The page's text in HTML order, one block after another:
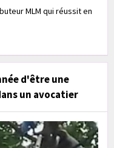
MLM qui réussit en
d'être une
un avocatier